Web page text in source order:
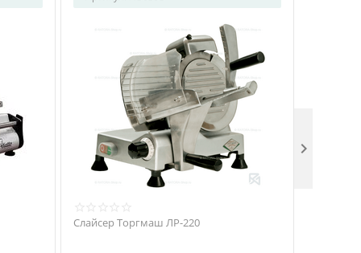
Слайсер Торгмаш ЛР-220
